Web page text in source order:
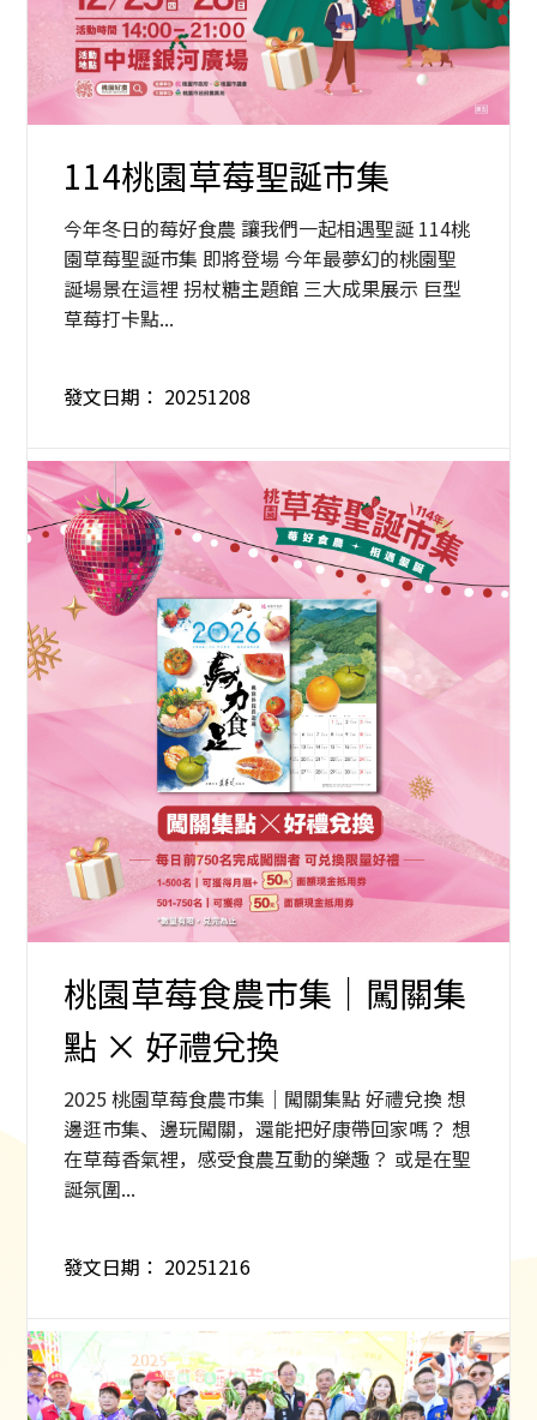
114桃園草莓聖誕市集
今年冬日的莓好食農 讓我們一起相遇聖誕 114桃
園草莓聖誕市集 即將登場 今年最夢幻的桃園聖
誕場景在這裡 拐杖糖主題館 三大成果展示 巨型
草莓打卡點...
發文日期： 20251208
桃園草莓食農市集｜闖關集
點 × 好禮兌換
2025 桃園草莓食農市集｜闖關集點 好禮兌換 想
邊逛市集、邊玩闖關，還能把好康帶回家嗎？ 想
在草莓香氣裡，感受食農互動的樂趣？ 或是在聖
誕氛圍...
發文日期： 20251216